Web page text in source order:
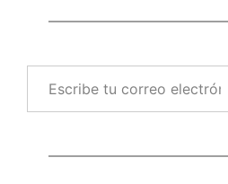
Escribe tu correo electrónico…